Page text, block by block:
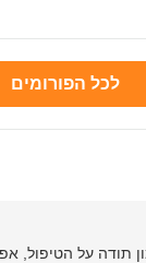
לכל הפורומים
תודה על הטיפול,